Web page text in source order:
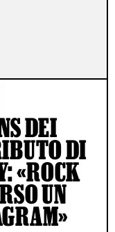
DEI
DI
«ROCK
UN